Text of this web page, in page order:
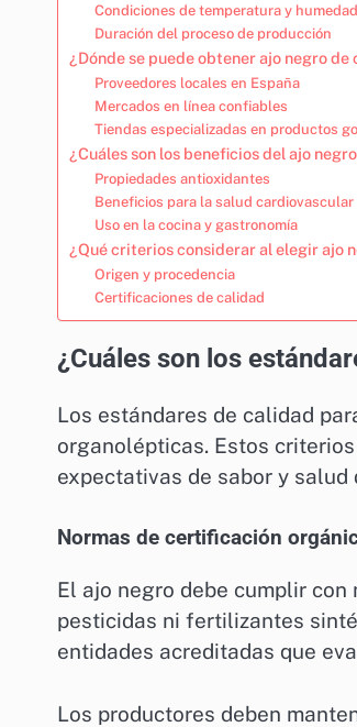
Condiciones de temperatura y humedad
Duración del proceso de producción
¿Dónde se puede obtener ajo negro de
Proveedores locales en España
Mercados en línea confiables
Tiendas especializadas en productos
¿Cuáles son los beneficios del ajo
Propiedades antioxidantes
Beneficios para la salud cardiovascular
Uso en la cocina y gastronomía
¿Qué criterios considerar al elegir ajo
Origen y procedencia
Certificaciones de calidad
¿Cuáles son los
Los estándares de calidad
organolépticas. Estos
expectativas de sabor y salud
Normas de certificación
El ajo negro debe cumplir
pesticidas ni fertilizantes
entidades acreditadas que
Los productores deben